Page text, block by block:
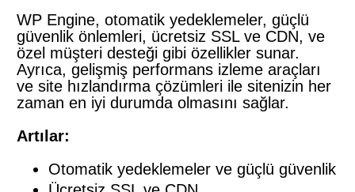
WP Engine, otomatik yedeklemeler, güçlü
güvenlik önlemleri, ücretsiz SSL ve CDN, ve
özel müşteri desteği gibi özellikler sunar.
Ayrıca, gelişmiş performans izleme araçları
ve site hızlandırma çözümleri ile sitenizin her
zaman en iyi durumda olmasını sağlar.
Artılar:
Otomatik yedeklemeler ve güçlü güvenlik